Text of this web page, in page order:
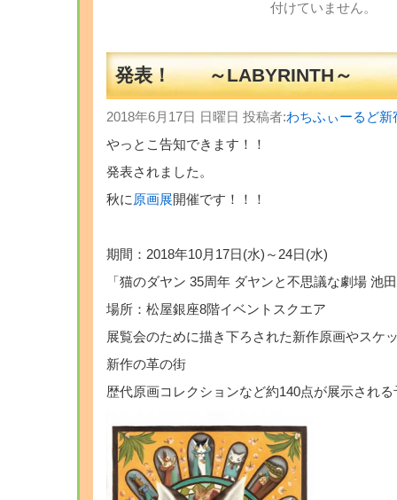
付けていません。
発表！ ～LABYRINTH～
2018年6月17日 日曜日 投稿者:わちふぃーるど
やっとこ告知できます！！
発表されました。
秋に 原画展開催です！！！
期間：2018年10月17日(水)～24日(水)
「猫のダヤン 35周年 ダヤンと不思議な劇場 池
場所：松屋銀座8階イベントスクエア
展覧会のために描き下ろされた新作原画やスケ
新作の革の街
歴代原画コレクションなど約140点が展示される